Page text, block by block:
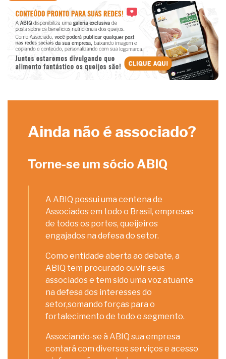
Ainda não é associado?
Torne-se um sócio ABIQ
A ABIQ possui uma centena de
Associados em todo o Brasil, empresas
de todos os portes, queijeiros
engajados na defesa do setor.
Como entidade aberta ao debate, a
ABIQ tem procurado ouvir seus
associados e tem sido uma voz atuante
na defesa dos interesses do
setor,somando forças para o
fortalecimento de todo o segmento.
Associando-se à ABIQ sua empresa
contará com diversos serviços e acesso